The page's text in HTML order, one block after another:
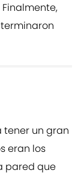
terminaron
un gran
eran los
pared que